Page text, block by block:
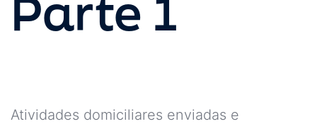
Atividades domiciliares enviadas e